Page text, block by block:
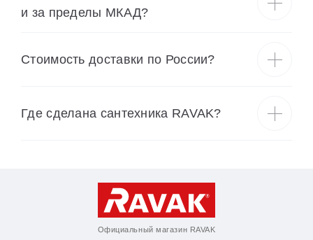
и за пределы МКАД?
Cтоимость доставки по России?
Где сделана сантехника RAVAK?
Официальный магазин RAVAK